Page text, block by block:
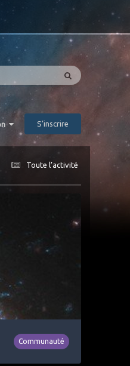
S’inscrire
Toute l’activité
Communauté